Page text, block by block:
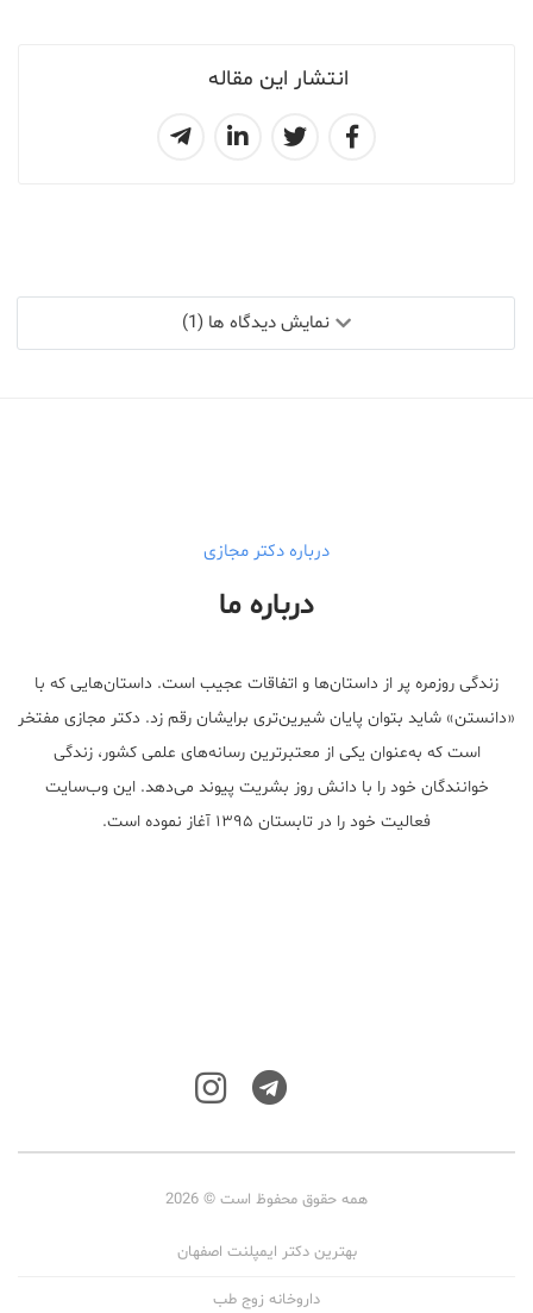
انتشار این مقاله
نمایش دیدگاه ها (1)
درباره دکتر مجازی
درباره ما
زندگی روزمره پر از داستان‌ها و اتفاقات عجیب است. داستان‌هایی که با
«دانستن» شاید بتوان پایان شیرین‌تری برایشان رقم زد. دکتر مجازی مفتخر
است که به‌عنوان یکی از معتبر‌ترین رسانه‌های علمی کشور، زندگی
خوانندگان خود را با دانش روز بشریت پیوند می‌دهد. این وب‌سایت
فعالیت خود را در تابستان ۱۳۹۵ آغاز نموده است.
همه حقوق محفوظ است © 2026
بهترین دکتر ایمپلنت اصفهان
داروخانه زوج طب